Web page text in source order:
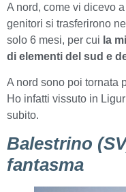
A nord, come vi dicevo
genitori si trasferirono
solo 6 mesi, per cui la
di elementi del sud e
A nord sono poi tornata
Ho infatti vissuto in
subito.
Balestrino
fantasma